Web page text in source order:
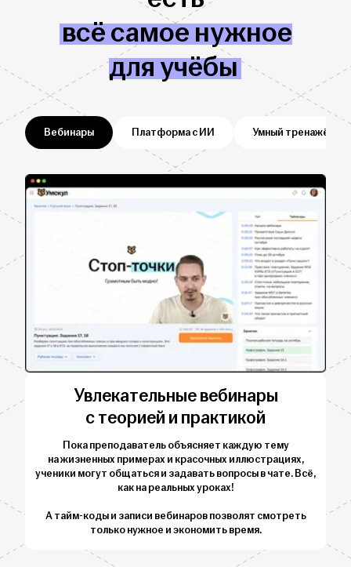
всё самое нужное
для учёбы
Вебинары Платформа с ИИ Умный тренажёр
Увлекательные вебинары
с теорией и практикой
Пока преподаватель объясняет каждую тему
на жизненных примерах и красочных иллюстрациях,
ученики могут общаться и задавать вопросы в чате. Всё,
как на реальных уроках!
А тайм-коды и записи вебинаров позволят смотреть
только нужное и экономить время.